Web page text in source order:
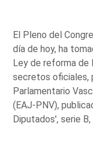
El Pleno del
día de hoy, ha
Ley de reforma de
secretos oficiales,
Parlamentario
(EAJ-PNV),
Diputados', serie